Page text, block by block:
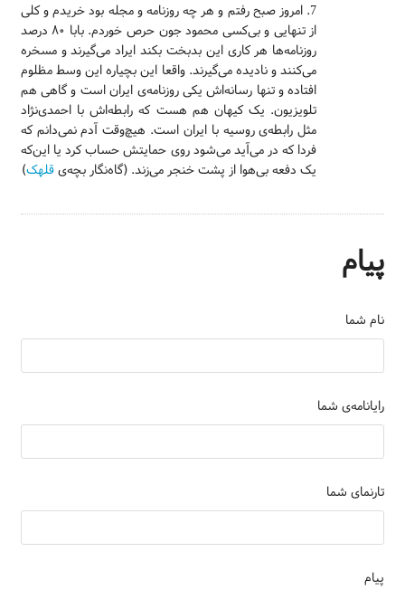
7. امروز صبح رفتم و هر چه روزنامه و مجله بود خریدم و کلی
از تنهایی و بی‌کسی محمود جون حرص خوردم. بابا ۸۰ درصد
روزنامه‌ها هر کاری این بدبخت بکند ایراد می‌گیرند و مسخره
می‌کنند و نادیده می‌گیرند. واقعا این بچیاره این وسط مظلوم
افتاده و تنها رسانه‌اش یکی روزنامه‌ی ایران است و گاهی هم
تلویزیون. یک کیهان هم هست که رابطه‌اش با احمدی‌نژاد
مثل رابطه‌ی روسیه با ایران است. هیچ‌وقت آدم نمی‌دانم که
فردا که در می‌آید می‌شود روی حمایتش حساب کرد یا این‌که
یک دفعه بی‌هوا از پشت خنجر می‌زند. (گاه‌نگار بچه‌ی قلهک)
پیام
نام شما
رایانامه‌ی شما
تارنمای شما
پیام